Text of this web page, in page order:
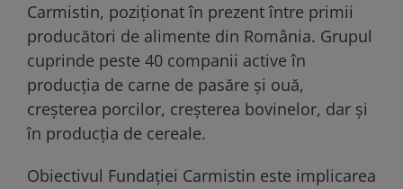
Carmistin, poziționat în prezent între primii
producători de alimente din România. Grupul
cuprinde peste 40 companii active în
producţia de carne de pasăre și ouă,
creșterea porcilor, creșterea bovinelor, dar și
în producţia de cereale.
Obiectivul Fundației Carmistin este implicarea